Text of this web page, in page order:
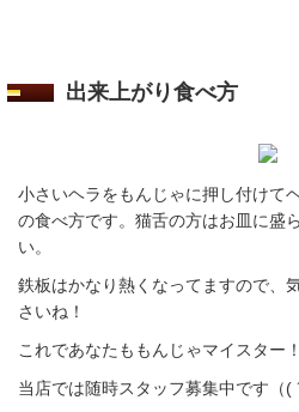
出来上がり食べ方
小さいヘラをもんじゃに押し付けて
の食べ方です。猫舌の方はお皿に盛
い。
鉄板はかなり熱くなってますので、
さいね！
これであなたももんじゃマイスター！
当店では随時スタッフ募集中です（(